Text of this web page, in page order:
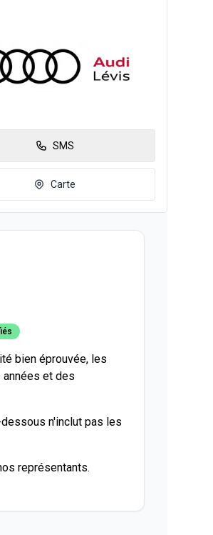
SMS
Carte
bien éprouvée, les
et des
n'inclut pas les
représentants.